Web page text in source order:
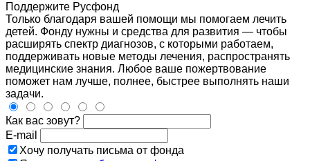
Поддержите Русфонд
Только благодаря вашей помощи мы помогаем лечить
детей. Фонду нужны и средства для развития — чтобы
расширять спектр диагнозов, с которыми работаем,
поддерживать новые методы лечения, распространять
медицинские знания. Любое ваше пожертвование
поможет нам лучше, полнее, быстрее выполнять наши
задачи.
Как вас зовут?
E-mail
Хочу получать письма от фонда